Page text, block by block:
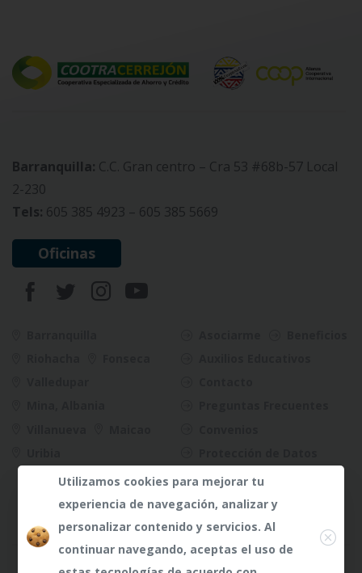
Barranquilla: C.C. Gran centro – Cra 53 #68b-57 Local
2-230
Tels: 605 385 4923 – 605 385 5669
Oficinas
Riesgos
¿Dudas?Any te
¿Dudas?Any te
Utilizamos cookies para mejorar tu
experiencia de navegación, analizar y
personalizar contenido y servicios. Al
continuar navegando, aceptas el uso de
Close